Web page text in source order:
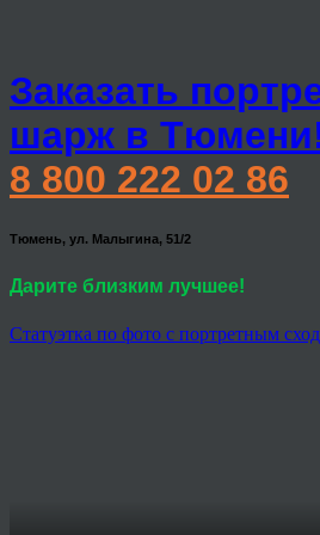
Заказать
шарж в
8 800 222 02 86
Тюмень, ул. Малыгина, 51/2
Дарите близким лучшее!
Статуэтка по фото с портретным